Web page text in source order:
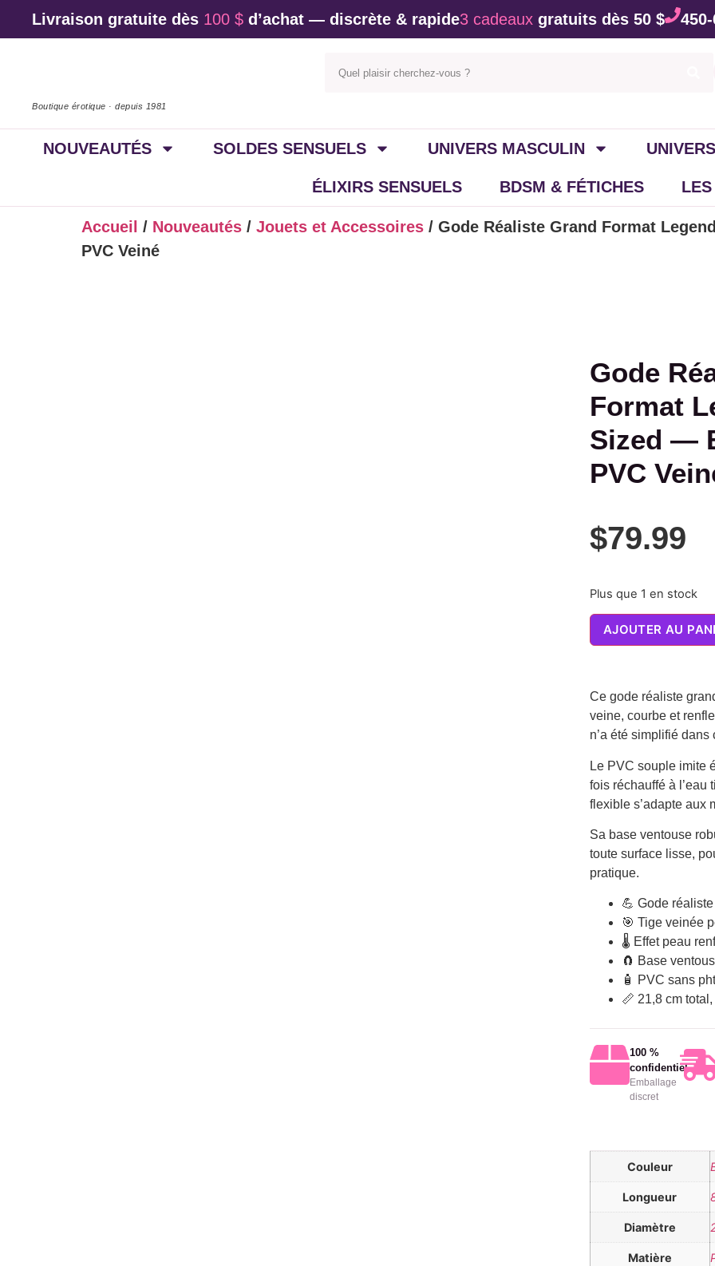
Livraison gratuite dès 100 $ d’achat — discrète & rapide3 cadeaux gratuits dès 50 $
Boutique érotique · depuis 1981
NOUVEAUTÉS SOLDES SENSUELS UNIVERS MASCULIN
ÉLIXIRS SENSUELS BDSM & FÉTICHES
Accueil / Nouveautés / Jouets et Accessoires / Gode Réaliste Grand Format
PVC Veiné
Gode
Format
Sized —
PVC
$79.99
Plus que 1 en stock
AJOUTER AU
Ce gode réaliste
veine, courbe et
n’a été simplifié
Le PVC souple imite
fois réchauffé à l’eau
flexible s’adapte aux
Sa base ventouse
toute surface lisse,
pratique.
💪 Gode
🎯 Tige veinée
🌡️ Effet peau
🧲 Base
🧴 PVC sans
📏 21,8 cm
100 %
confidentiel
Emballage
discret
Couleur
Longueur
Diamètre
Matière